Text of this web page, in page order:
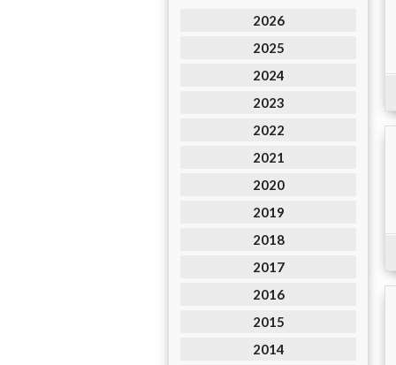
2026
2025
2024
2023
2022
2021
2020
2019
2018
2017
2016
2015
2014